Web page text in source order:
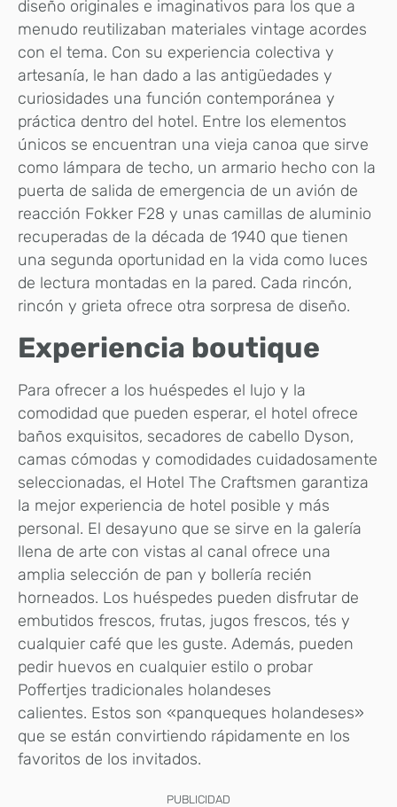
diseño originales e imaginativos para los que a
menudo reutilizaban materiales vintage acordes
con el tema. Con su experiencia colectiva y
artesanía, le han dado a las antigüedades y
curiosidades una función contemporánea y
práctica dentro del hotel. Entre los elementos
únicos se encuentran una vieja canoa que sirve
como lámpara de techo, un armario hecho con la
puerta de salida de emergencia de un avión de
reacción Fokker F28 y unas camillas de aluminio
recuperadas de la década de 1940 que tienen
una segunda oportunidad en la vida como luces
de lectura montadas en la pared. Cada rincón,
rincón y grieta ofrece otra sorpresa de diseño.
Experiencia boutique
Para ofrecer a los huéspedes el lujo y la
comodidad que pueden esperar, el hotel ofrece
baños exquisitos, secadores de cabello Dyson,
camas cómodas y comodidades cuidadosamente
seleccionadas, el Hotel The Craftsmen garantiza
la mejor experiencia de hotel posible y más
personal. El desayuno que se sirve en la galería
llena de arte con vistas al canal ofrece una
amplia selección de pan y bollería recién
horneados. Los huéspedes pueden disfrutar de
embutidos frescos, frutas, jugos frescos, tés y
cualquier café que les guste. Además, pueden
pedir huevos en cualquier estilo o probar
Poffertjes tradicionales holandeses
calientes. Estos son «panqueques holandeses»
que se están convirtiendo rápidamente en los
favoritos de los invitados.
PUBLICIDAD